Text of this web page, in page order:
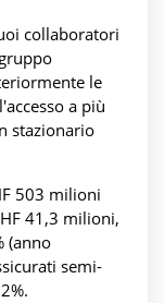
collaboratori
le
a più
stazionario
503 milioni
41,3 milioni,
(anno
semi-